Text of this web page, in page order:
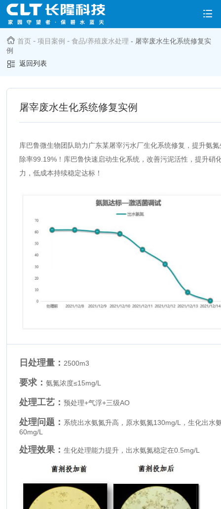
首页 -项目案例 -食品/养殖废水处理 - 屠宰废水生化系统修复实
例
返回列表
屠宰废水生化系统修复实例
库巴鲁微生物团队助力广东某屠宰污水厂生化系统修复，提升氨
除率99.19%！库巴鲁快速启动生化系统，改善污泥活性，提升硝
力，低成本持续稳定达标！
日处理量：2500m3
要求：氨氮浓度≤15mg/L
处理工艺：预处理+气浮+三级AO
处理问题： 系统出水氨氮升高，原水氨氮130mg/L，生化出水
60mg/L
处理效果：生化处理能力提升，出水氨氮稳定在0.5mg/L